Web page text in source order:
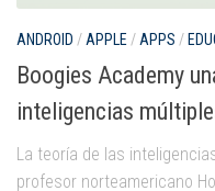
Android
Apple
Kindle Fire
Windows Phone
ANDROID / APPLE / APPS /
Boogies Academy
inteligencias
La teoría de las
profesor norteamericano